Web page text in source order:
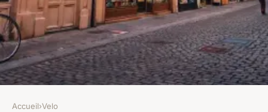
Accueil›Velo